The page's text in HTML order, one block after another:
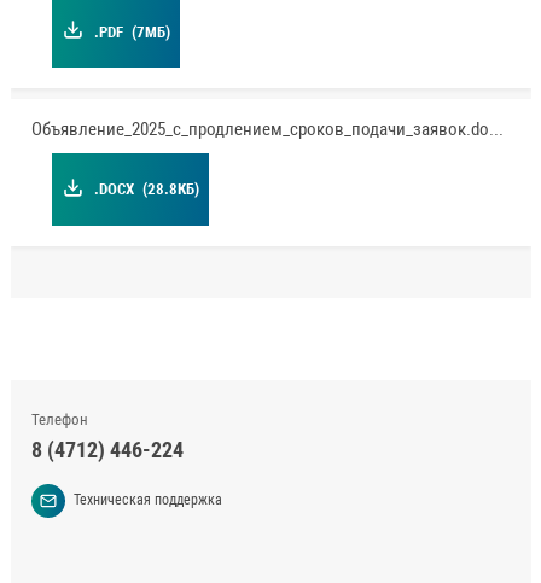
.PDF (7МБ)
Объявление_2025_с_продлением_сроков_подачи_заявок.docx
.DOCX (28.8КБ)
Телефон
8 (4712) 446-224
Техническая поддержка